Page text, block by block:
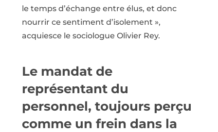
le temps d’échange entre élus, et donc
nourrir ce sentiment d’isolement »,
acquiesce le sociologue Olivier Rey.
Le mandat de
représentant du
personnel, toujours perçu
comme un frein dans la